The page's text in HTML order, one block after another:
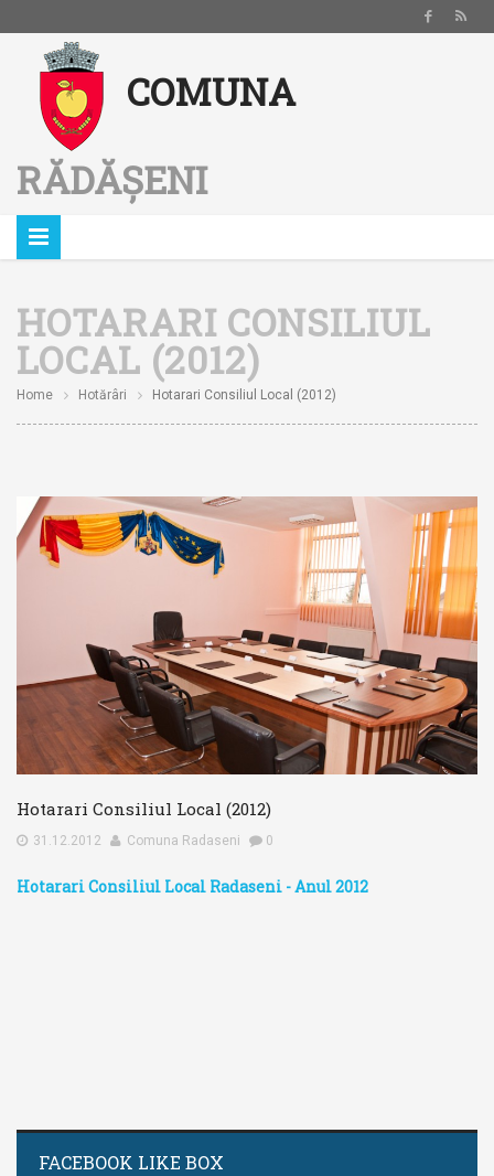
Notă:
website
include
un
sistem
de
accesibilitate.
COMUNA
RĂDĂȘENI
HOTARARI CONSILIUL
LOCAL (2012)
Home Hotărâri Hotarari Consiliul Local (2012)
Hotarari Consiliul Local (2012)
31.12.2012 Comuna Radaseni 0
Hotarari Consiliul Local Radaseni - Anul 2012
FACEBOOK LIKE BOX